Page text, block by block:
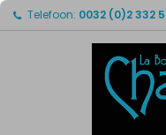
Telefoon: 0032 (0)2 332
Mijn
Maak een lijst
Maak een
Verlanglijst naam
Inloggen
U moet ingelogd